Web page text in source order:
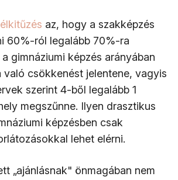
az, hogy a szakképzés
60%-ról legalább 70%-ra
gimnáziumi képzés arányában
csökkenést jelentene, vagyis
szerint 4-ből legalább 1
megszűnne. Ilyen drasztikus
képzésben csak
lehet elérni.
„ajánlásnak" önmagában nem